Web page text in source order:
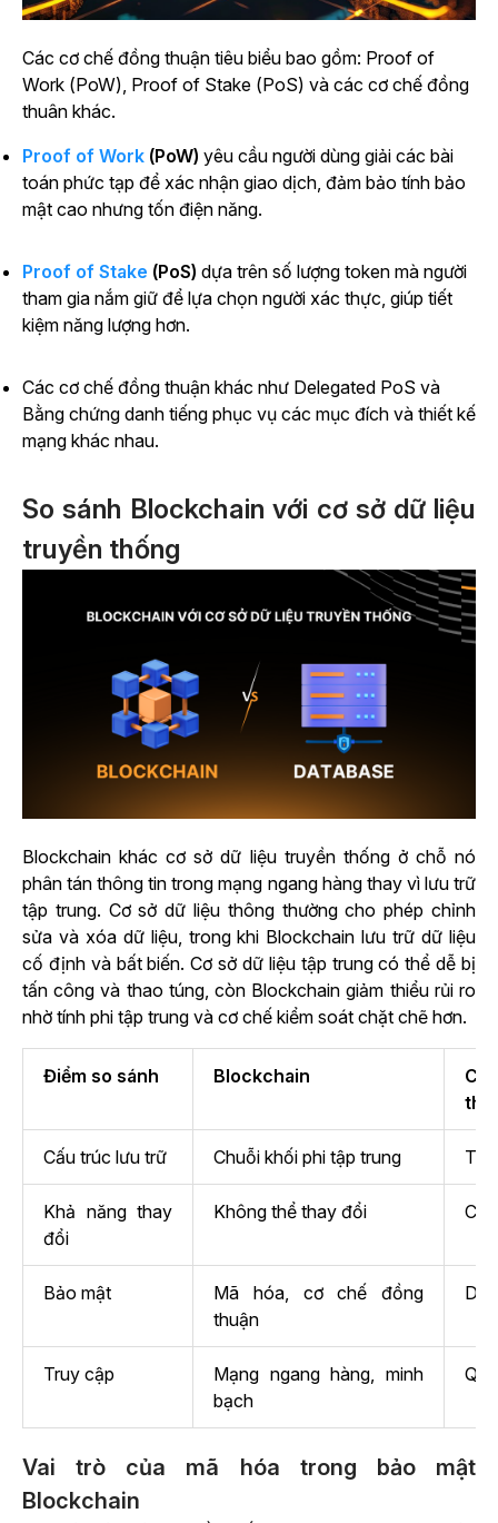
Các cơ chế đồng thuận tiêu biểu bao gồm: Proof of
Work (PoW), Proof of Stake (PoS) và các cơ chế đồng
thuân khác.
Proof of Work (PoW) yêu cầu người dùng giải các bài
toán phức tạp để xác nhận giao dịch, đảm bảo tính bảo
mật cao nhưng tốn điện năng.
Proof of Stake (PoS) dựa trên số lượng token mà người
tham gia nắm giữ để lựa chọn người xác thực, giúp tiết
kiệm năng lượng hơn.
Các cơ chế đồng thuận khác như Delegated PoS và
Bằng chứng danh tiếng phục vụ các mục đích và thiết kế
mạng khác nhau.
So sánh Blockchain với cơ sở dữ liệu
truyền thống
Blockchain khác cơ sở dữ liệu truyền thống ở chỗ nó
phân tán thông tin trong mạng ngang hàng thay vì lưu trữ
tập trung. Cơ sở dữ liệu thông thường cho phép chỉnh
sửa và xóa dữ liệu, trong khi Blockchain lưu trữ dữ liệu
cố định và bất biến. Cơ sở dữ liệu tập trung có thể dễ bị
tấn công và thao túng, còn Blockchain giảm thiểu rủi ro
nhờ tính phi tập trung và cơ chế kiểm soát chặt chẽ hơn.
Điểm so sánh Blockchain
Cấu trúc lưu trữ Chuỗi khối phi tập trung
Khả năng thay
đổi
Không thể thay đổi Có
Bảo mật
Mã hóa, cơ chế đồng
thuận
Dễ
Truy cập
Mạng ngang hàng, minh
bạch
Vai trò của mã hóa trong bảo mật
Blockchain